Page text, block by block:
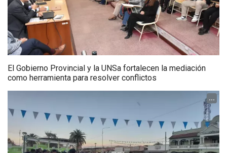
El Gobierno Provincial y la UNSa fortalecen la mediación
como herramienta para resolver conflictos
...